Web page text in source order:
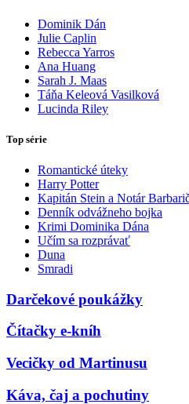
Dominik Dán
Julie Caplin
Rebecca Yarros
Ana Huang
Sarah J. Maas
Táňa Keleová Vasilková
Lucinda Riley
Top série
Romantické úteky
Harry Potter
Kapitán Stein a Notár
Denník odvážneho bojka
Krimi Dominika Dána
Učím sa rozprávať
Duna
Smradi
Darčekové poukážky
Čítačky e-kníh
Vecičky od Martinusu
Káva, čaj a pochutiny